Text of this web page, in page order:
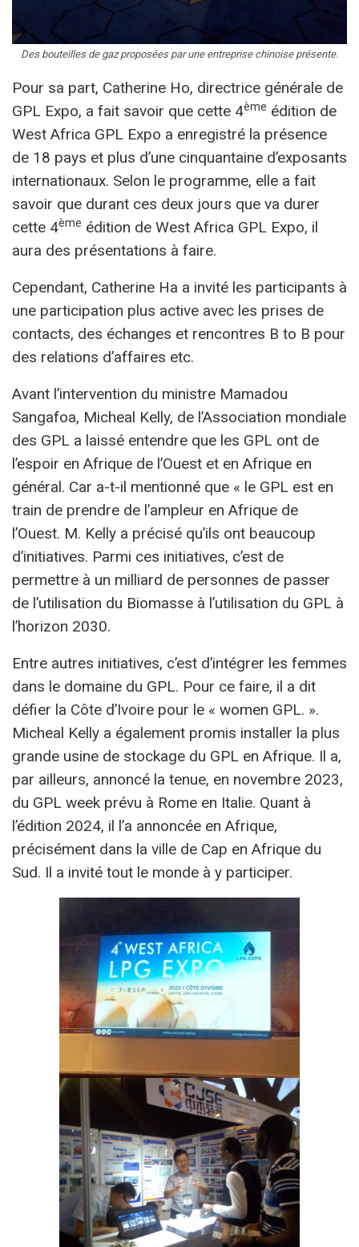
Des bouteilles de gaz proposées par une entreprise chinoise présente.
Pour sa part, Catherine Ho, directrice générale de
GPL Expo, a fait savoir que cette 4ème édition de
West Africa GPL Expo a enregistré la présence
de 18 pays et plus d’une cinquantaine d’exposants
internationaux. Selon le programme, elle a fait
savoir que durant ces deux jours que va durer
cette 4ème édition de West Africa GPL Expo, il
aura des présentations à faire.
Cependant, Catherine Ha a invité les participants à
une participation plus active avec les prises de
contacts, des échanges et rencontres B to B pour
des relations d’affaires etc.
Avant l’intervention du ministre Mamadou
Sangafoa, Micheal Kelly, de l’Association mondiale
des GPL a laissé entendre que les GPL ont de
l’espoir en Afrique de l’Ouest et en Afrique en
général. Car a-t-il mentionné que « le GPL est en
train de prendre de l’ampleur en Afrique de
l’Ouest. M. Kelly a précisé qu’ils ont beaucoup
d’initiatives. Parmi ces initiatives, c’est de
permettre à un milliard de personnes de passer
de l’utilisation du Biomasse à l’utilisation du GPL à
l’horizon 2030.
Entre autres initiatives, c’est d’intégrer les femmes
dans le domaine du GPL. Pour ce faire, il a dit
défier la Côte d’Ivoire pour le « women GPL. ».
Micheal Kelly a également promis installer la plus
grande usine de stockage du GPL en Afrique. Il a,
par ailleurs, annoncé la tenue, en novembre 2023,
du GPL week prévu à Rome en Italie. Quant à
l’édition 2024, il l’a annoncée en Afrique,
précisément dans la ville de Cap en Afrique du
Sud. Il a invité tout le monde à y participer.